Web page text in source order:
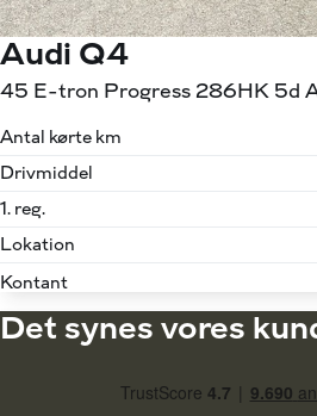
Audi Q4
45 E-tron Progress 286HK 5d
Antal kørte km
Drivmiddel
1. reg.
Lokation
Kontant
Det synes vores